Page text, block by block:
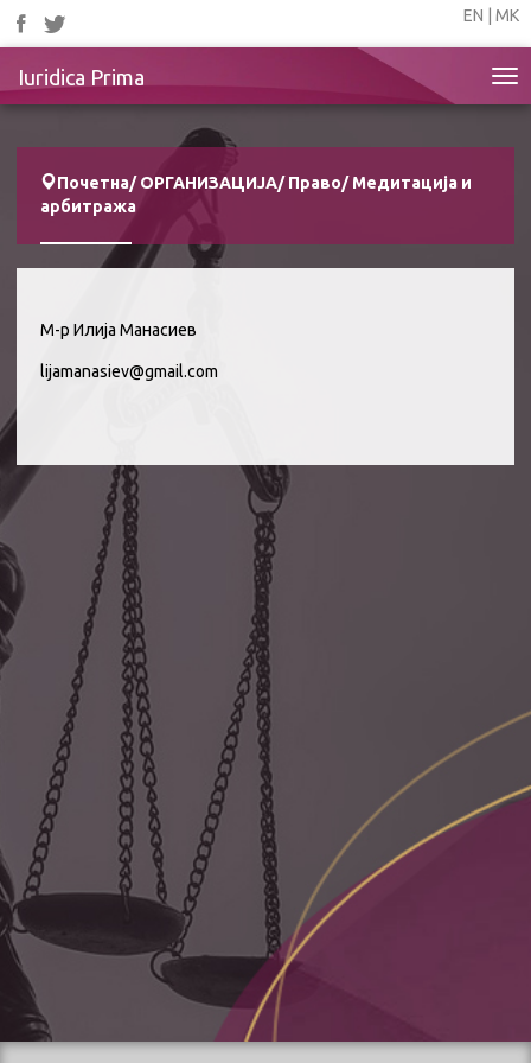
EN МК
Iuridica Prima
Почетна/ОРГАНИЗАЦИЈА/Право/Медитација и
арбитража
М-р Илија Манасиев
lijamanasiev@gmail.com